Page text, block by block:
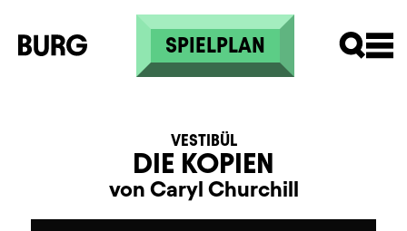
Direkt zum Inhalt
SPIELPLAN
DIE KOPIEN
VESTIBÜL
von Caryl Churchill